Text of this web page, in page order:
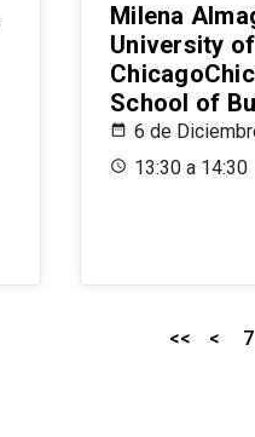
Milena
University of
School of
6 de
13:30 a 14:30
<< < 7